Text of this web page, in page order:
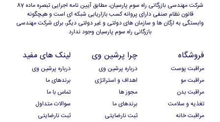
شرکت مهندسی بازرگانی راه سوم پارسیان، مطابق آیین نامه اجرایی تبصره ماده 87
قانون نظام صنفی دارای پروانه کسب بازاریابی شبکه ای است و هیچگونه
وابستگی به ارگان ها و سازمان های دولتی و غیر دولتی دیگر، برای شرکت مهندسی
بازرگانی راه سوم پارسیان وجود ندارد
فروشگاه
مراقبت پوست
مراقبت مو
مراقبت بدن
تغذیه و سلامت
مراقبت خانه
چرا پرشین وی
درباره پرشین وی
اهداف و استراتژی
مجوز ها
برندهای ما
ثبت نارضایتی
لینک های مفید
درباره پرشین وی
برندهای ما
تماس با ما
سوالات متداول
ثبت نارضایتی